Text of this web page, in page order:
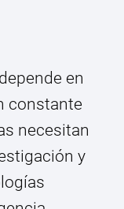
en
constante
necesitan
y